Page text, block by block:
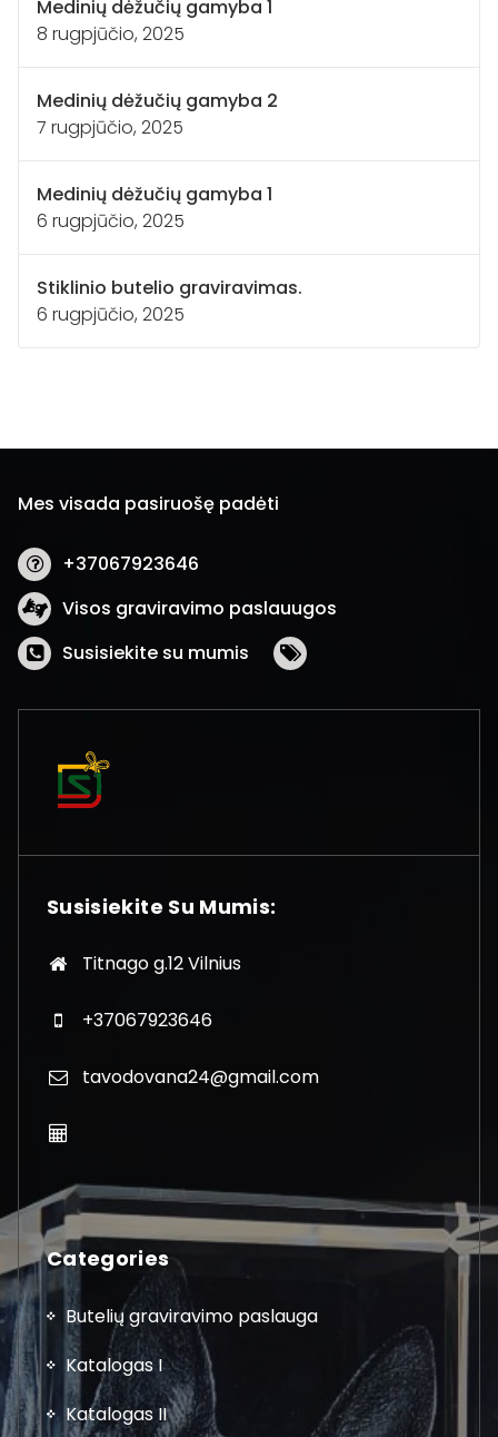
Medinių dėžučių gamyba 1
8 rugpjūčio, 2025
Medinių dėžučių gamyba 2
7 rugpjūčio, 2025
Medinių dėžučių gamyba 1
6 rugpjūčio, 2025
Stiklinio butelio graviravimas.
6 rugpjūčio, 2025
Mes visada pasiruošę padėti
+37067923646
Visos graviravimo paslauugos
Susisiekite su mumis
Susisiekite Su Mumis:
Titnago g.12 Vilnius
+37067923646
tavodovana24@gmail.com
Categories
Butelių graviravimo paslauga
Katalogas I
Katalogas II